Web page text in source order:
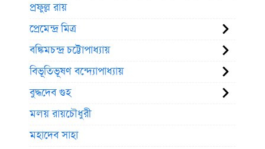
প্রফুল্ল রায়
প্রেমেন্দ্র মিত্র
বঙ্কিমচন্দ্র চট্টোপাধ্যায়
বিভূতিভূষণ বন্দ্যোপাধ্যায়
বুদ্ধদেব গুহ
মলয় রায়চৌধুরী
মহাদেব সাহা